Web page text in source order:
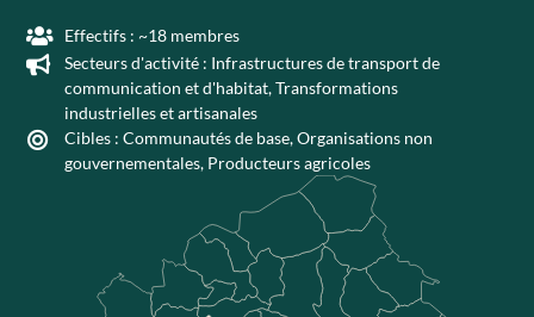
Effectifs : ~18 membres
Secteurs d'activité : Infrastructures de transport de
communication et d'habitat,Transformations
industrielles et artisanales
Cibles :Communautés de base,Organisations non
gouvernementales, Producteurs agricoles